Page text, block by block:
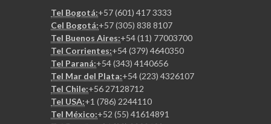
Tel Bogotá:+57 (601) 417 3333
Cel Bogotá:+57 (305) 838 8107
Tel Buenos Aires:+54 (11) 77003700
Tel Corrientes:+54 (379) 4640350
Tel Paraná:+54 (343) 4140656
Tel Mar del Plata:+54 (223) 4326107
Tel Chile:+56 27128712
Tel USA:+1 (786) 2244110
Tel México:+52 (55) 41614891